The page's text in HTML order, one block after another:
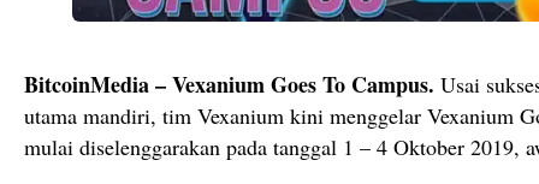
BitcoinMedia – Vexanium Goes To Campus. Usai
utama mandiri, tim Vexanium kini menggelar Vexanium
mulai diselenggarakan pada tanggal 1 – 4 Oktober 2019,